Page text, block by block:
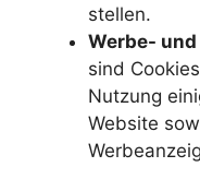
stellen.
Werbe-
sind
Nutzung
Website